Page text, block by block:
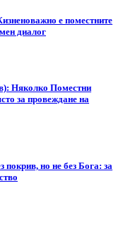
е поместните
диалог
Няколко Поместни
за провеждане на
но не без Бога: за